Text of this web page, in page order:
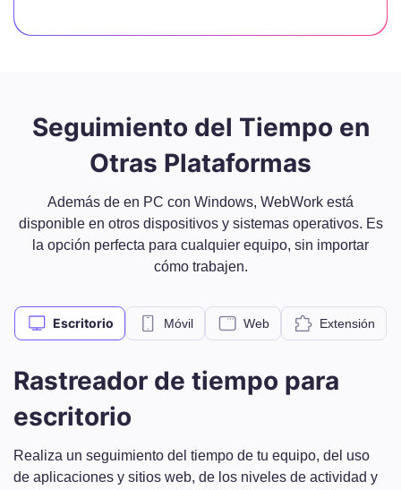
Seguimiento del Tiempo en
Otras Plataformas
Además de en PC con Windows, WebWork está
disponible en otros dispositivos y sistemas operativos. Es
la opción perfecta para cualquier equipo, sin importar
cómo trabajen.
Escritorio Móvil Web Extensión
Rastreador de tiempo para
escritorio
Realiza un seguimiento del tiempo de tu equipo, del uso
de aplicaciones y sitios web, de los niveles de actividad y